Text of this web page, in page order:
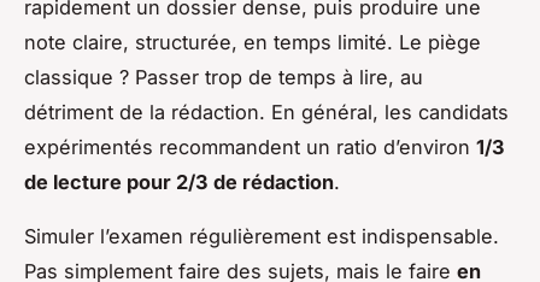
rapidement un dossier dense, puis produire une
note claire, structurée, en temps limité. Le piège
classique ? Passer trop de temps à lire, au
détriment de la rédaction. En général, les candidats
expérimentés recommandent un ratio d’environ 1/3
de lecture pour 2/3 de rédaction.
Simuler l’examen régulièrement est indispensable.
Pas simplement faire des sujets, mais le faire en